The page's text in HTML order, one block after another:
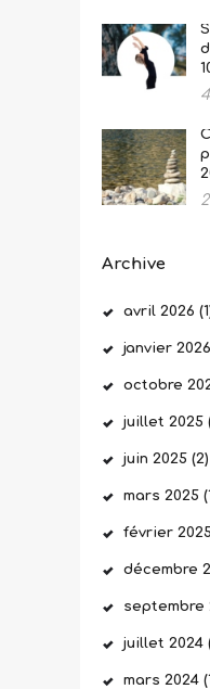
Archive
avril 2026
janvier2026
octobre
juillet2025
juin 2025 (2)
mars 2025
février
décembre
septembre
juillet2024
mars 2024